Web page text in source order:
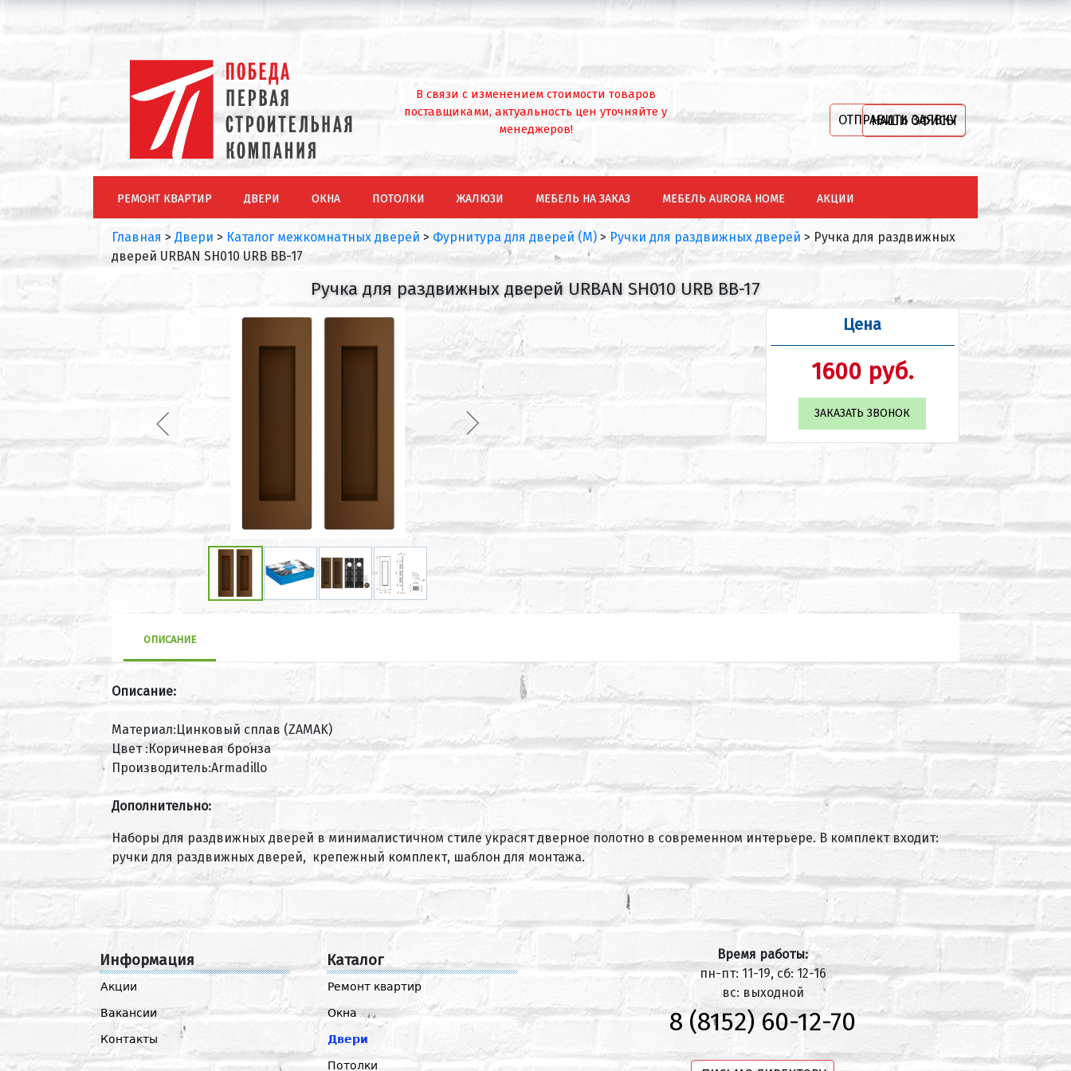
В связи с изменением стоимости товаров
поставщиками, актуальность цен уточняйте у
менеджеров!
ОТПРАВИТЬ ЗАЯВКУ
НАШИ ОФИСЫ
РЕМОНТ КВАРТИР ДВЕРИ ОКНА ПОТОЛКИ ЖАЛЮЗИ МЕБЕЛЬ НА ЗАКАЗ МЕБЕЛЬ AURORA HOME АКЦИИ
Главная > Двери > Каталог межкомнатных дверей > Фурнитура для дверей (М) > Ручки для раздвижных дверей > Ручка для раздвижных
дверей URBAN SH010 URB BB-17
Ручка для раздвижных дверей URBAN SH010 URB BB-17
Цена
1600 руб.
ЗАКАЗАТЬ ЗВОНОК
ОПИСАНИЕ
Описание:
Материал:Цинковый сплав (ZAMAK)
Цвет :Коричневая бронза
Производитель:Armadillo
Дополнительно:
Наборы для раздвижных дверей в минималистичном стиле украсят дверное полотно в современном интерьере. В комплект входит:
ручки для раздвижных дверей, крепежный комплект, шаблон для монтажа.
Информация
Акции
Вакансии
Контакты
Каталог
Ремонт квартир
Окна
Двери
Потолки
Время работы:
пн-пт: 11-19, сб: 12-16
вс: выходной
8 (8152) 60-12-70